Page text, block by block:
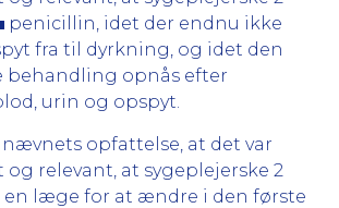
penicillin, idet der endnu ikke
fra til dyrkning, og idet den
behandling opnås efter
urin og opspyt.
nævnets opfattelse, at det var
relevant, at sygeplejerske 2
læge for at ændre i den første